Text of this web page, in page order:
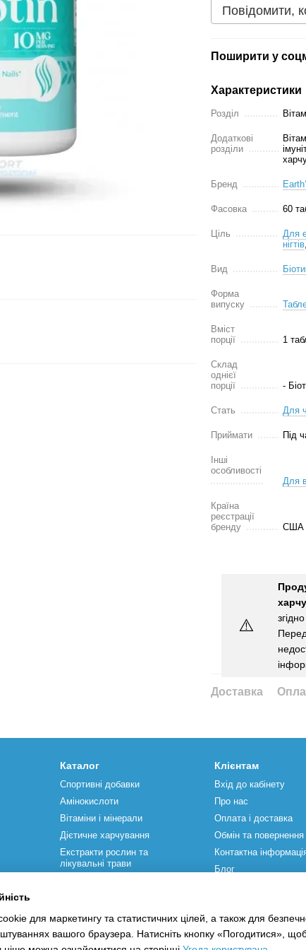
Повідомити,
Поширити у
Характеристики
Розділ
Додаткові
розділи
Бренд
Фасовка 60
Ціль Для
нігтів,
Вид
Форма
випуску
Вміст
порції
1
Склад
однієї
порції
-
Стать Для
Приймати Під
Інші
особливості
Для
Країна
реєстрації
бренду
США
⚠️
Доставка
Каталог
Спортивні добавки
Амінокислоти
Вітаміни і мінерали
Дієтичне харчування
Екстракти рослин та
лікувальні трави
Клієнтам
Вхід до кабінету
Про нас
Оплата і доставка
Обмін та повернення
Контактна
Блог
Відгуки про магазин
для маркетингу та статистичних цілей, а також для
вашого браузера. Натисніть кнопку «Погодитися»,